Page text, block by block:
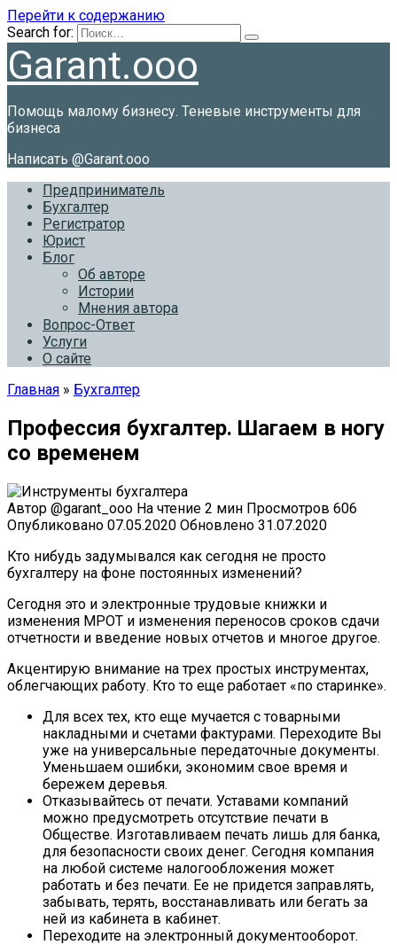
Перейти к содержанию
Search for:
Garant.ooo
Помощь малому бизнесу. Теневые инструменты для
бизнеса
Написать @Garant.ooo
Предприниматель
Бухгалтер
Регистратор
Юрист
Блог
Об авторе
Истории
Мнения автора
Вопрос-Ответ
Услуги
О сайте
Главная » Бухгалтер
Профессия бухгалтер. Шагаем в ногу
со временем
Автор @garant_ooo На чтение 2 мин Просмотров 606
Опубликовано 07.05.2020 Обновлено 31.07.2020
Кто нибудь задумывался как сегодня не просто
бухгалтеру на фоне постоянных изменений?
Сегодня это и электронные трудовые книжки и
изменения МРОТ и изменения переносов сроков сдачи
отчетности и введение новых отчетов и многое другое.
Акцентирую внимание на трех простых инструментах,
облегчающих работу. Кто то еще работает «по старинке».
Для всех тех, кто еще мучается с товарными
накладными и счетами фактурами. Переходите Вы
уже на универсальные передаточные документы.
Уменьшаем ошибки, экономим свое время и
бережем деревья.
Отказывайтесь от печати. Уставами компаний
можно предусмотреть отсутствие печати в
Обществе. Изготавливаем печать лишь для банка,
для безопасности своих денег. Сегодня компания
на любой системе налогообложения может
работать и без печати. Ее не придется заправлять,
забывать, терять, восстанавливать или бегать за
ней из кабинета в кабинет.
Переходите на электронный документооборот.